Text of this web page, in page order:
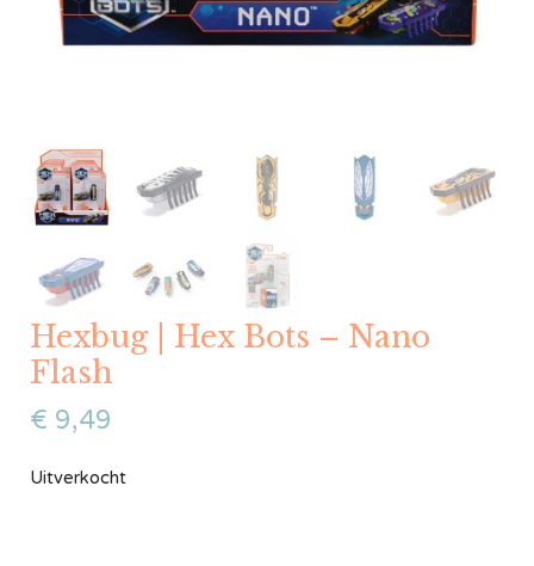
Hexbug | Hex Bots – Nano
Flash
€ 9,49
Uitverkocht